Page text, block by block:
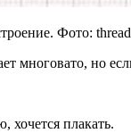
Фото:
многовато, но
хочется плакать.